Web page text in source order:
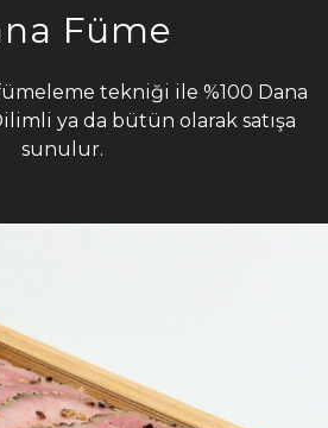
Füme
tekniği ile %100 Dana
ya da bütün olarak satışa
sunulur.